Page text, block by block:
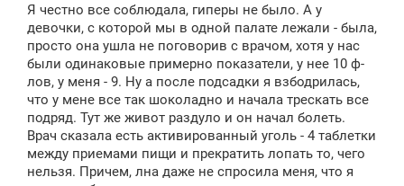
Я честно все соблюдала, гиперы не было. А у
девочки, с которой мы в одной палате лежали - была,
просто она ушла не поговорив с врачом, хотя у нас
были одинаковые примерно показатели, у нее 10 ф-
лов, у меня - 9. Ну а после подсадки я взбодрилась,
что у мене все так шоколадно и начала трескать все
подряд. Тут же живот раздуло и он начал болеть.
Врач сказала есть активированный уголь - 4 таблетки
между приемами пищи и прекратить лопать то, чего
нельзя. Причем, лна даже не спросила меня, что я